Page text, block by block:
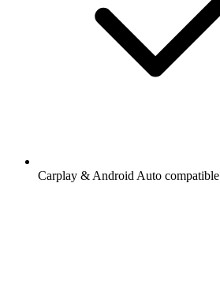
Carplay & Android Auto compatible